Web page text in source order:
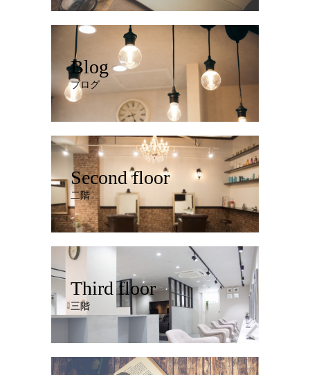
Blog
ブログ
Second floor
二階
Third floor
三階